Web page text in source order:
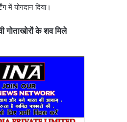
में योगदान दिया।
गोताखोरों के शव मिले